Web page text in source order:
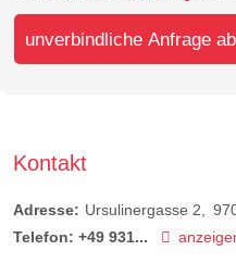
unverbindliche Anfrage
Kontakt
Adresse: Ursulinergasse 2
Telefon: +49 931...